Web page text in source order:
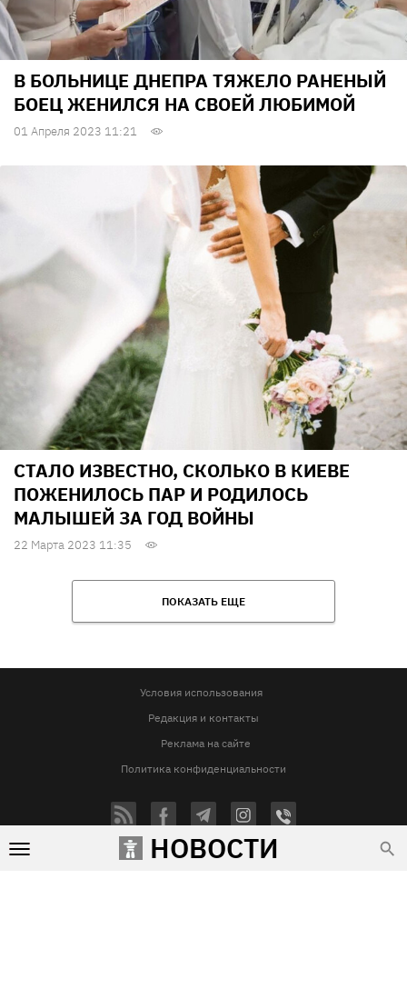
НОВОСТИ
В БОЛЬНИЦЕ ДНЕПРА ТЯЖЕЛО РАНЕНЫЙ
БОЕЦ ЖЕНИЛСЯ НА СВОЕЙ ЛЮБИМОЙ
01 Апреля 2023 11:21
СТАЛО ИЗВЕСТНО, СКОЛЬКО В КИЕВЕ
ПОЖЕНИЛОСЬ ПАР И РОДИЛОСЬ
МАЛЫШЕЙ ЗА ГОД ВОЙНЫ
22 Марта 2023 11:35
ПОКАЗАТЬ ЕЩЕ
Условия использования
Редакция и контакты
Реклама на сайте
Политика конфиденциальности
Использование материалов Vgorode.ua разрешается только при условии прямой и открытой для поисковых
систем гиперссылки на сайт vgorode.ua. Гиперссылка обязательна вне зависимости от полного либо